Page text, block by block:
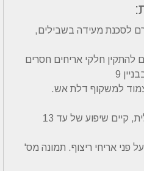
לסכנת מעידה בשבילים,
להתקין חלקי אריחים חסרים
9
צמוד למשקוף דלת אש.
3.6 בכניסה לבנין 9 מול המעלית, קיים שיפוע של עד 13
על פני אריחי ריצוף. תמונה מס'